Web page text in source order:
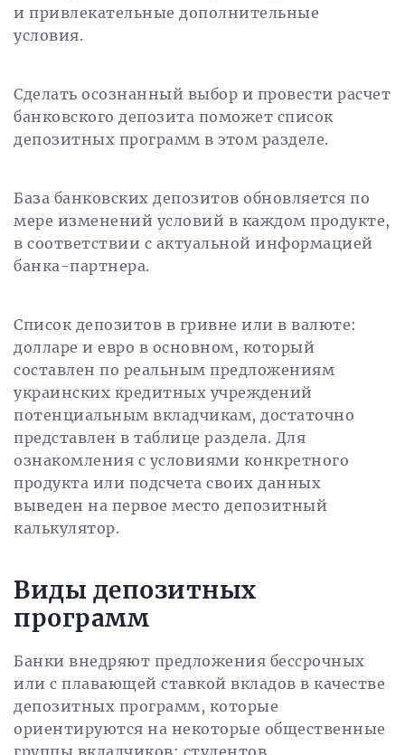
и привлекательные дополнительные
условия.
Сделать осознанный выбор и провести расчет
банковского депозита поможет список
депозитных программ в этом разделе.
База банковских депозитов обновляется по
мере изменений условий в каждом продукте,
в соответствии с актуальной информацией
банка-партнера.
Список депозитов в гривне или в валюте:
долларе и евро в основном, который
составлен по реальным предложениям
украинских кредитных учреждений
потенциальным вкладчикам, достаточно
представлен в таблице раздела. Для
ознакомления с условиями конкретного
продукта или подсчета своих данных
выведен на первое место депозитный
калькулятор.
Виды депозитных
программ
Банки внедряют предложения бессрочных
или с плавающей ставкой вкладов в качестве
депозитных программ, которые
ориентируются на некоторые общественные
группы вкладчиков: студентов,